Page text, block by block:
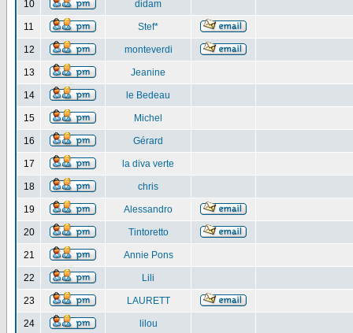
10 didam
11 Stef*
12 monteverdi
13 Jeanine
14 le Bedeau
15 Michel
16 Gérard
17 la diva verte
18 chris
19 Alessandro
20 Tintoretto
21 Annie Pons
22 Lili
23 LAURETT
24 lilou